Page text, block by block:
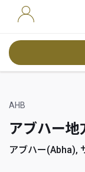
AHB
アブハー地
アブハー(Abha),